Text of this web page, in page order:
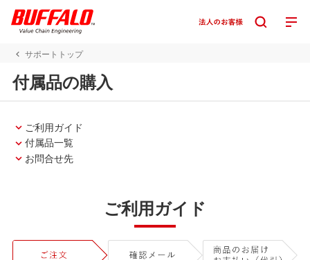
サポートトップ
付属品の購入
ご利用ガイド
付属品一覧
お問合せ先
ご利用ガイド